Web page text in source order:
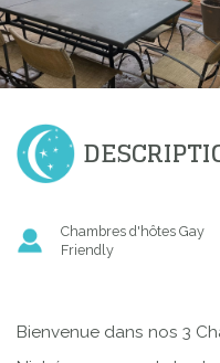
Chambres d'hôtes Gay
Friendly
Bienvenue dans nos 3